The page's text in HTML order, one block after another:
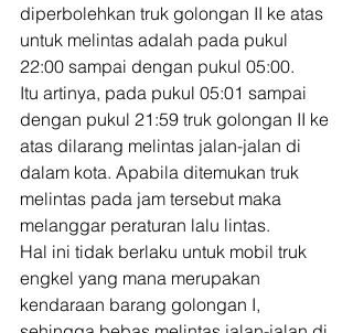
diperbolehkan truk golongan II ke atas
untuk melintas adalah pada pukul
22:00 sampai dengan pukul 05:00.
Itu artinya, pada pukul 05:01 sampai
dengan pukul 21:59 truk golongan II ke
atas dilarang melintas jalan-jalan di
dalam kota. Apabila ditemukan truk
melintas pada jam tersebut maka
melanggar peraturan lalu lintas.
Hal ini tidak berlaku untuk mobil truk
engkel yang mana merupakan
kendaraan barang golongan I,